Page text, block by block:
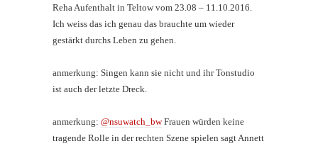
Reha Aufenthalt in Teltow vom 23.08 – 11.10.2016.
Ich weiss das ich genau das brauchte um wieder
gestärkt durchs Leben zu gehen.
anmerkung: Singen kann sie nicht und ihr Tonstudio
ist auch der letzte Dreck.
anmerkung: @nsuwatch_bwFrauen würden keine
tragende Rolle in der rechten Szene spielen sagt Annett